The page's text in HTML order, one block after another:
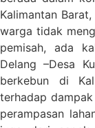
Kalimantan
warga tidak
pemisah, ada
Delang –Desa
berkebun di
terhadap
perampasan